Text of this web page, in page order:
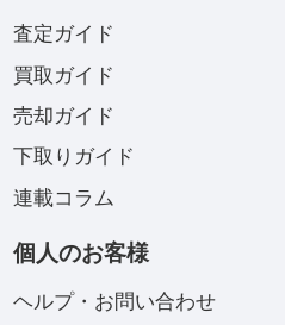
査定ガイド
買取ガイド
売却ガイド
下取りガイド
連載コラム
個人のお客様
ヘルプ・お問い合わせ